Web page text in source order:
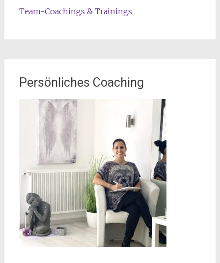
Team-Coachings & Trainings
Persönliches Coaching